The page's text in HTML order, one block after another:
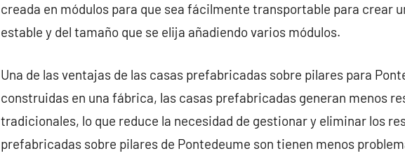
creada en módulos para que sea fácilmente transportable para crear
estable y del tamaño que se elija añadiendo varios módulos.
Una de las ventajas de las casas prefabricadas sobre pilares para
construidas en una fábrica, las casas prefabricadas generan menos
tradicionales, lo que reduce la necesidad de gestionar y eliminar los
prefabricadas sobre pilares de Pontedeume son tienen menos